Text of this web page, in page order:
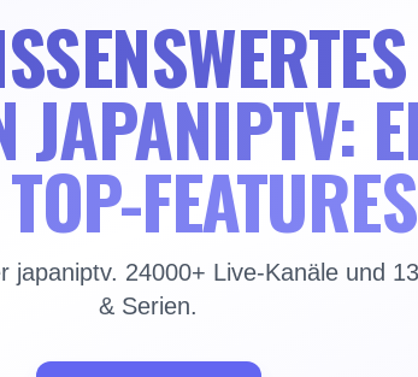
FEATURES
japaniptv. 24000+ Live-Kanäle und
& Serien.